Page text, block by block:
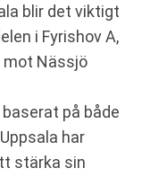
blir det viktigt
i Fyrishov A,
Nässjö
på både
har
stärka sin